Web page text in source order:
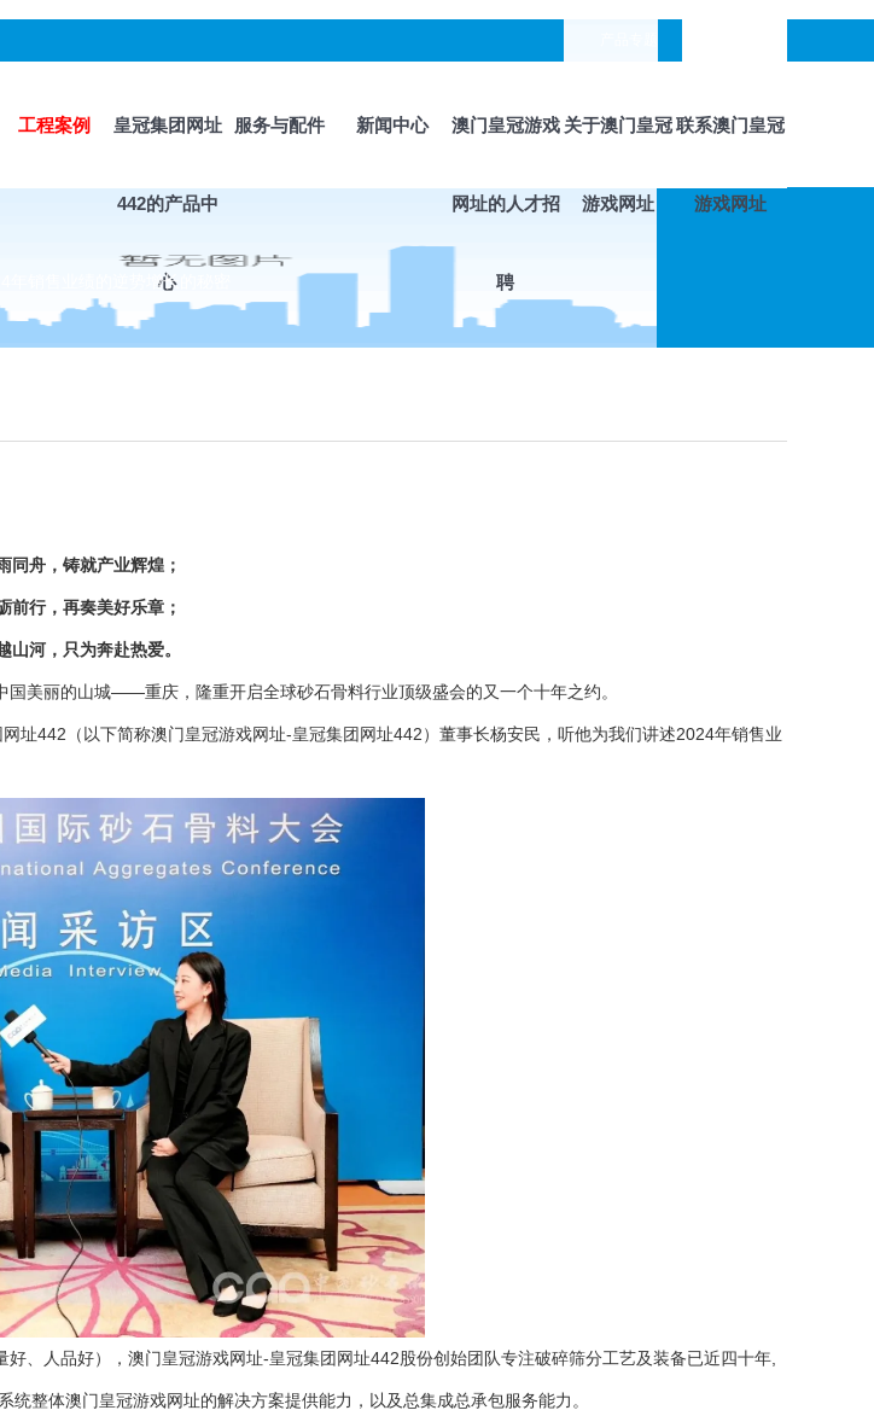
工程案例 皇冠集团网址
442的产品中
心
服务与配件 新闻中心 澳门皇冠游戏
网址的人才招
聘
关于澳门皇冠
游戏网址
联系澳门皇冠
游戏网址
年销售业绩的逆势增长的秘密
同舟，铸就产业辉煌；
前行，再奏美好乐章；
山河，只为奔赴热爱。
美丽的山城——重庆，隆重开启全球砂石骨料行业顶级盛会的又一个十年之约。
址442 （以下简称澳门皇冠游戏网址-皇冠集团网址442）董事长杨安民，听他为我们讲述2024年销售业
、人品好）， 澳门皇冠游戏网址-皇冠集团网址442股份创始团队专注破碎筛分工艺及装备已近四十年,
整体澳门皇冠游戏网址的解决方案提供能力，以及总集成总承包服务能力。